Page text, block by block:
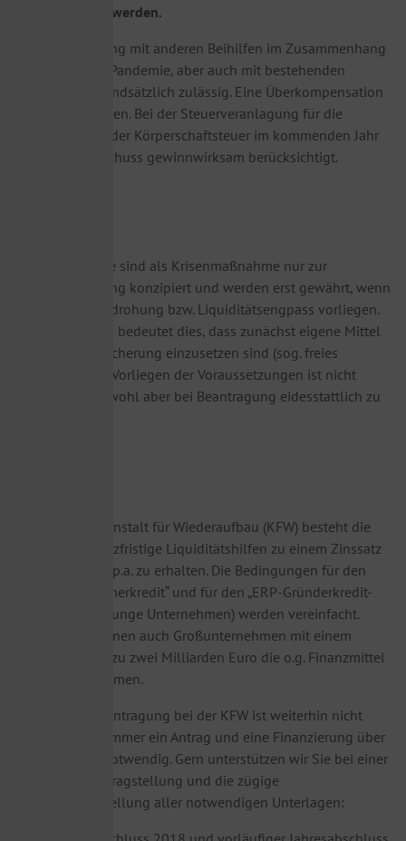
Woche gestellt werden.
Eine Kumulierung mit anderen Beihilfen im Zusammenhang
mit der Corona-Pandemie, aber auch mit bestehenden
Beihilfen ist grundsätzlich zulässig. Eine Überkompensation
ist zurückzuzahlen. Bei der Steuerveranlagung für die
Einkommens- oder Körperschaftsteuer im kommenden Jahr
wird dieser Zuschuss gewinnwirksam berücksichtigt.
Diese Zuschüsse sind als Krisenmaßnahme nur zur
Existenzsicherung konzipiert und werden erst gewährt, wenn
eine Existenzbedrohung bzw. Liquiditätsengpass vorliegen.
Beihilferechtlich bedeutet dies, dass zunächst eigene Mittel
zur Liquiditätssicherung einzusetzen sind (sog. freies
Vermögen). Das Vorliegen der Voraussetzungen ist nicht
nachzuweisen, wohl aber bei Beantragung eidesstattlich zu
Über die Kreditanstalt für Wiederaufbau (KFW) besteht die
Möglichkeit, kurzfristige Liquiditätshilfen zu einem Zinssatz
von derzeit 1 % p.a. zu erhalten. Die Bedingungen für den
„KfW-Unternehmerkredit“ und für den „ERP-Gründerkredit-
Universell“ (für junge Unternehmen) werden vereinfacht.
Neuerdings können auch Großunternehmen mit einem
Umsatz von bis zu zwei Milliarden Euro die o.g. Finanzmittel
in Anspruch nehmen.
Eine direkte Beantragung bei der KFW ist weiterhin nicht
möglich. Es ist immer ein Antrag und eine Finanzierung über
die Hausbank notwendig. Gern unterstützen wir Sie bei einer
eventuellen Antragstellung und die zügige
Zurverfügungstellung aller notwendigen Unterlagen: